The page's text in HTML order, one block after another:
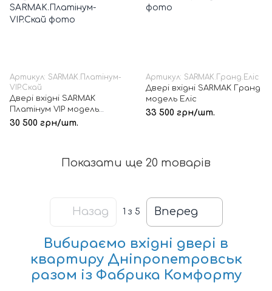
Артикул: SARMAK.Платінум-
VIP.Скай
Двері вхідні SARMAK
Платінум VIP модель
Флекс
30 500 грн/шт.
Артикул: SARMAK.Гранд.Еліс
Двері вхідні SARMAK Гранд
модель Еліс
33 500 грн/шт.
Показати ще 20 товарів
Назад 1 з 5 Вперед
Вибираємо вхідні двері в
квартиру Дніпропетровськ
разом із Фабрика Комфорту